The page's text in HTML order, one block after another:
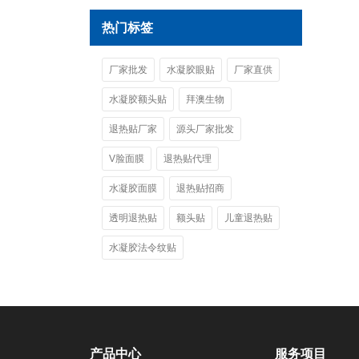
热门标签
厂家批发 水凝胶眼贴 厂家直供
水凝胶额头贴 拜澳生物
退热贴厂家 源头厂家批发
V脸面膜 退热贴代理
水凝胶面膜 退热贴招商
透明退热贴 额头贴 儿童退热贴
水凝胶法令纹贴
产品中心 服务项目